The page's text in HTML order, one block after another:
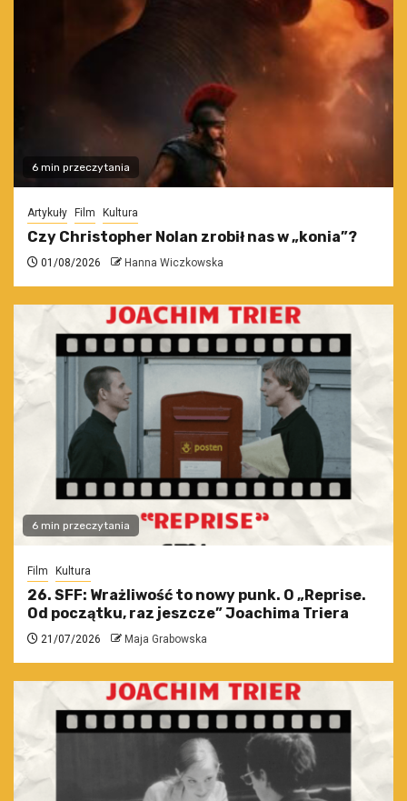
6 min przeczytania
Artykuły Film Kultura
Czy Christopher Nolan zrobił nas w „konia”?
01/08/2026 Hanna Wiczkowska
6 min przeczytania
Film Kultura
26. SFF: Wrażliwość to nowy punk. O „Reprise.
Od początku, raz jeszcze” Joachima Triera
21/07/2026 Maja Grabowska